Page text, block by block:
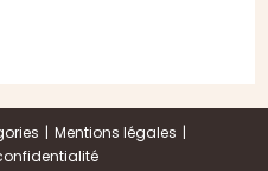
Mentions légales